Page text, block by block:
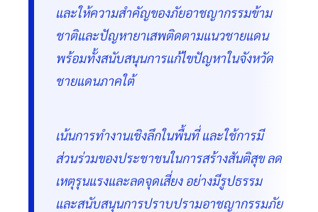
และให้ความสำคัญของภัยอาชญากรรมข้าม
ชาติและปัญหายาเสพติดตามแนวชายแดน
พร้อมทั้งสนับสนุนการแก้ไขปัญหาในจังหวัด
ชายแดนภาคใต้
เน้นการทำงานเชิงลึกในพื้นที่ และใช้การมี
ส่วนร่วมของประชาชนในการสร้างสันติสุข​ ลด
เหตุรุนแรงและลดจุดเสี่ยง อย่างมีรูปธรรม
และสนับสนุนการปราบปรามอาชญากรรมภัย